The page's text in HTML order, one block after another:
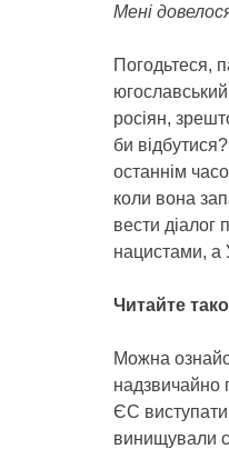
Мені
Погодьтеся,
югославський
росіян,
би
останнім
коли вона
вести діалог
нацистами, а
Читайте
Можна
надзвичайно
ЄС виступати
винищували